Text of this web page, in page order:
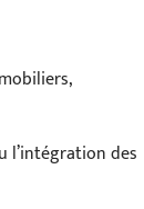
l’intégration des